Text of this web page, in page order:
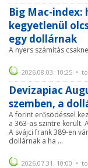
Big Mac-
kegyetlenül
egy dollárnak
A nyers számítás
2026.08.03. 10:25 •
Devizapiac
szemben, a
A forint erősödéssel
a 363-as szintre került.
A svájci frank 389-en
dollárnak a ha ...
2026.07.31. 10:00 •